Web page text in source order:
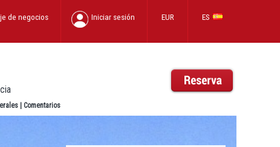
ES
EUR
Iniciar sesión
de negocios
Comentarios